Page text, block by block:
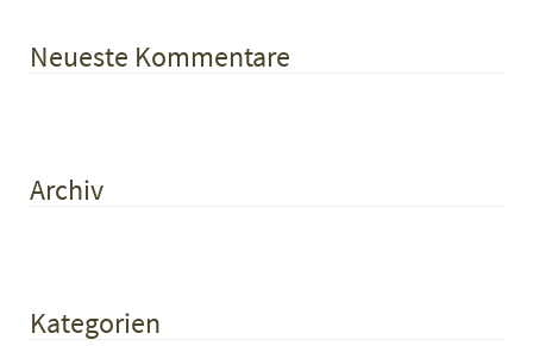
Neueste Kommentare
Archiv
Kategorien